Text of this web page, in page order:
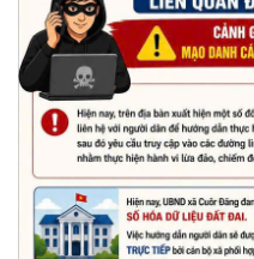
PHÁT ĐỘNG THAM GIA
TẠO VÀO CUỘC SỐNG – AI
TỈNH ĐẮK LẮK
(29/05/2026)
Nhiệt liệt chào mừng Ngày
sáng tạo Việt Nam 18/5"
(15/05/2026)